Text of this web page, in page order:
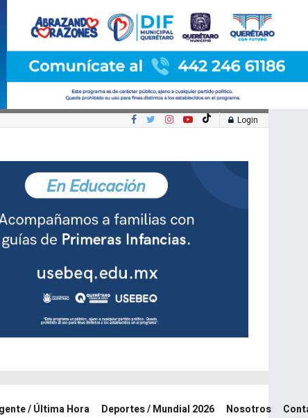
Login
/ Última Hora Deportes / Mundial 2026 Nosotros